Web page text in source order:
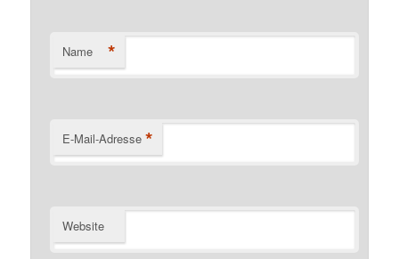
Name *
E-Mail-Adresse *
Website